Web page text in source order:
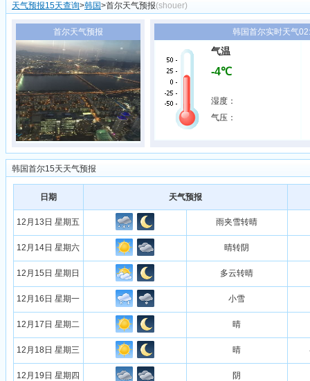
天气预报15天查询>韩国>首尔天气预报(shouer)
首尔天气预报 韩国首尔实时天气
气温
-4℃
湿度：
气压：
韩国首尔15天天气预报
日期 天气预报
12月13日 星期五 雨夹雪转晴
12月14日 星期六 晴转阴
12月15日 星期日 多云转晴
12月16日 星期一 小雪
12月17日 星期二 晴
12月18日 星期三 晴
12月19日 星期四 阴